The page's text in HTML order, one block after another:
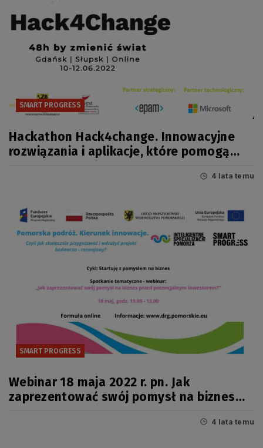
SMART PROGRESS
Hackathon Hack4change. Innowacyjne
rozwiązania i aplikacje, które pomogą
4 lata temu
SMART PROGRESS
Webinar 18 maja 2022 r. pn. Jak
zaprezentować swój pomysł na biznes
4 lata temu